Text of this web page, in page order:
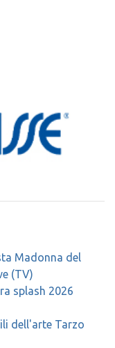
Madonna del
(TV)
splash 2026
dell'arte Tarzo